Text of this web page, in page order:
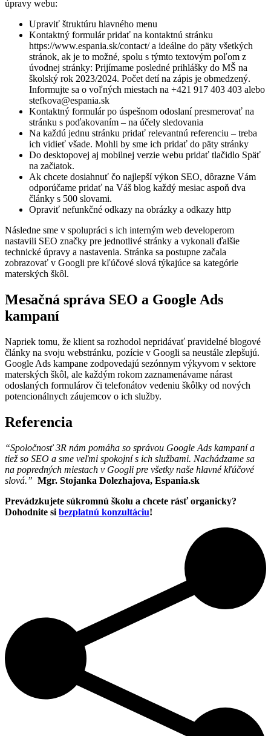
úpravy webu:
Upraviť štruktúru hlavného menu
Kontaktný formulár pridať na kontaktnú stránku
https://www.espania.sk/contact/ a ideálne do päty všetkých
stránok, ak je to možné, spolu s týmto textovým poľom z
úvodnej stránky: Prijímame posledné prihlášky do MŠ na
školský rok 2023/2024. Počet detí na zápis je obmedzený.
Informujte sa o voľných miestach na +421 917 403 403 alebo
stefkova@espania.sk
Kontaktný formulár po úspešnom odoslaní presmerovať na
stránku s poďakovaním – na účely sledovania
Na každú jednu stránku pridať relevantnú referenciu – treba
ich vidieť všade. Mohli by sme ich pridať do päty stránky
Do desktopovej aj mobilnej verzie webu pridať tlačidlo Späť
na začiatok.
Ak chcete dosiahnuť čo najlepší výkon SEO, dôrazne Vám
odporúčame pridať na Váš blog každý mesiac aspoň dva
články s 500 slovami.
Opraviť nefunkčné odkazy na obrázky a odkazy http
Následne sme v spolupráci s ich interným web developerom
nastavili SEO značky pre jednotlivé stránky a vykonali ďalšie
technické úpravy a nastavenia. Stránka sa postupne začala
zobrazovať v Googli pre kľúčové slová týkajúce sa kategórie
materských škôl.
Mesačná správa SEO a Google Ads
kampaní
Napriek tomu, že klient sa rozhodol nepridávať pravidelné blogové
články na svoju webstránku, pozície v Googli sa neustále zlepšujú.
Google Ads kampane zodpovedajú sezónnym výkyvom v sektore
materských škôl, ale každým rokom zaznamenávame nárast
odoslaných formulárov či telefonátov vedeniu škôlky od nových
potencionálnych záujemcov o ich služby.
Referencia
“Spoločnosť 3R nám pomáha so správou Google Ads kampaní a
tiež so SEO a sme veľmi spokojní s ich službami. Nachádzame sa
na popredných miestach v Googli pre všetky naše hlavné kľúčové
slová.” Mgr. Stojanka Dolezhajova, Espania.sk
Prevádzkujete súkromnú školu a chcete rásť organicky?
Dohodnite si bezplatnú konzultáciu!